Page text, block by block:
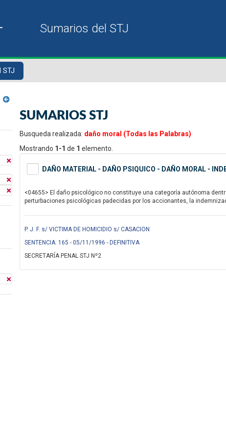
STJ
SUMARIOS STJ
Busqueda realizada: daño moral (Todas las Palabras)
Mostrando 1-1 de 1 elemento.
DAÑO MATERIAL - DAÑO PSIQUICO - DAÑO MORAL -
<04655> El daño psicológico no constituye una categoría autónoma
perturbaciones psicológicas padecidas por los accionantes, la
P. J. F. s/ VICTIMA DE HOMICIDIO s/ CASACION
SENTENCIA: 165 - 05/11/1996 - DEFINITIVA
SECRETARÍA PENAL STJ Nº2